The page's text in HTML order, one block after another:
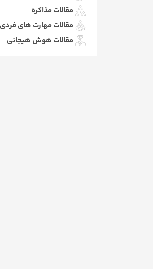
مقالات مذاکره
مقالات مهارت های فردی
مقالات هوش هیجانی